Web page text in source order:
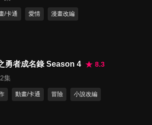
第11集 決定
第12集 貓與烏鴉再相見
/卡通 愛情 漫畫改編
勇者成名錄 Season 4
8.3
集
動畫/卡通 冒險 小說改編